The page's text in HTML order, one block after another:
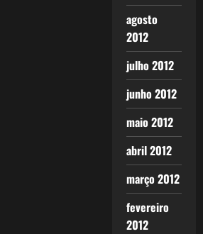
agosto
2012
julho 2012
junho 2012
maio 2012
abril 2012
março 2012
fevereiro
2012